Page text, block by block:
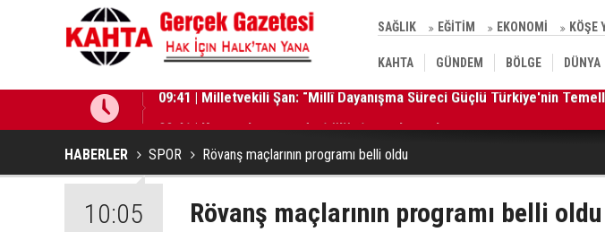
SAĞLIK EĞİTİM EKONOMİ KÖŞE
KAHTA GÜNDEM BÖLGE DÜNYA
09:41 | Milletvekili Şan: “Millî Dayanışma Süreci Güçlü Türkiye'nin
09:41 | Komşu kavgasında 1 ölü, 1 çocuk yaralı
HABERLER SPOR Rövanş maçlarının programı belli oldu
10:05 Rövanş maçlarının programı belli oldu